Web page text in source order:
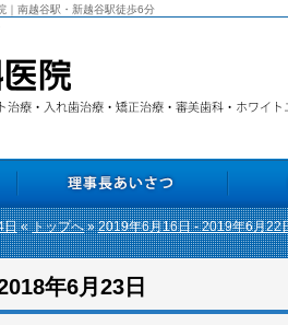
年6月23日
｜南越谷駅・新越谷駅徒歩6分
日«トップへ»2019年6月16日 - 2019年6月22